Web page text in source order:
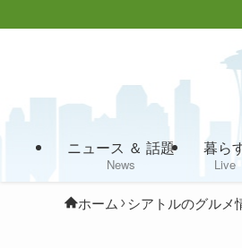
ニュース ＆ 話題
News
暮ら
Live
ホーム シアトルのグルメ